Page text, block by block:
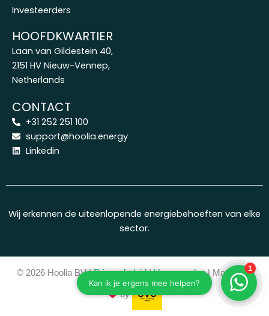
Investeerders
HOOFDKWARTIER
Laan van Gildestein 40,
2151 HV Nieuw-Vennep,
Netherlands
CONTACT
+31 252 251 100
support@hoolia.energy
Linkedin
Wij erkennen de uiteenlopende energiebehoeften van elke
sector.
© 2026 Hoolia BV |Privacybeleid|Voorwaarden| Made with
by